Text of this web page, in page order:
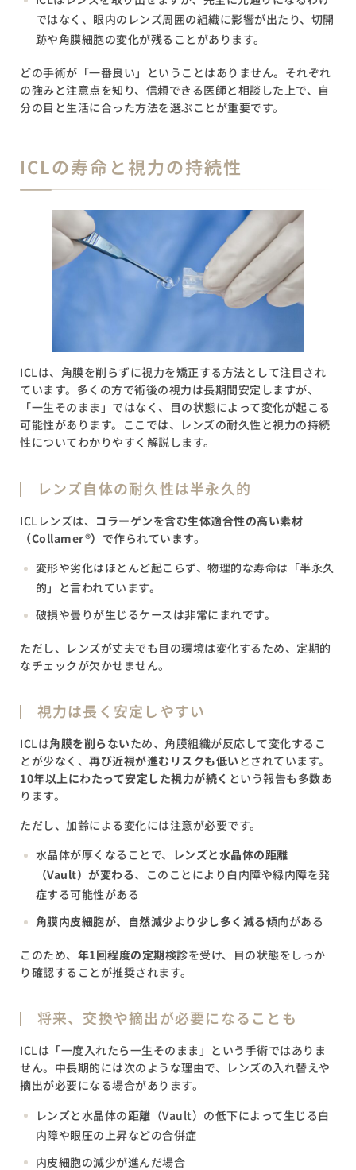
ではなく、眼内のレンズ周囲の組織に影響が出たり、切開
跡や角膜細胞の変化が残ることがあります。
どの手術が「一番良い」ということはありません。それぞれ
の強みと注意点を知り、信頼できる医師と相談した上で、自
分の目と生活に合った方法を選ぶことが重要です。
ICLの寿命と視力の持続性
ICLは、角膜を削らずに視力を矯正する方法として注目され
ています。多くの方で術後の視力は長期間安定しますが、
「一生そのまま」ではなく、目の状態によって変化が起こる
可能性があります。ここでは、レンズの耐久性と視力の持続
性についてわかりやすく解説します。
レンズ自体の耐久性は半永久的
ICLレンズは、 コラーゲンを含む生体適合性の高い素材
（Collamer®） で作られています。
変形や劣化はほとんど起こらず、物理的な寿命は「半永久
的」と言われています。
破損や曇りが生じるケースは非常にまれです。
ただし、レンズが丈夫でも目の環境は変化するため、定期的
なチェックが欠かせません。
視力は長く安定しやすい
ICLは角膜を削らないため、角膜組織が反応して変化するこ
とが少なく、 再び近視が進むリスクも低い とされています。
10年以上にわたって安定した視力が続く という報告も多数あ
ります。
ただし、加齢による変化には注意が必要です。
水晶体が厚くなることで、
レンズと水晶体の距離
（Vault）が変わる、このことにより白内障や緑内障を発
症する可能性がある
角膜内皮細胞が、自然減少より少し多く減る傾向がある
このため、 年1回程度の定期検診を受け、目の状態をしっか
り確認することが推奨されます。
将来、交換や摘出が必要になることも
ICLは「一度入れたら一生そのまま」という手術ではありま
せん。中長期的には次のような理由で、レンズの入れ替えや
摘出が必要になる場合があります。
レンズと水晶体の距離（Vault）の低下によって生じる白
内障や眼圧の上昇などの合併症
内皮細胞の減少が進んだ場合